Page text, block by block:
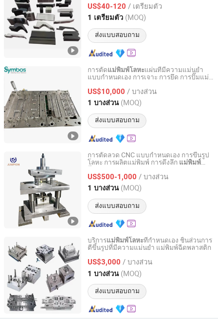
US$40-120 / เตรียมตัว
1 เตรียมตัว (MOQ)
ส่งแบบสอบถาม
Anhui, China อัตราจาก 2025
การตัดแม่พิมพ์โลหะแผ่นที่มีความแม่นยำ
แบบกำหนดเอง การเจาะ การยึด การปั๊มแม่
US$10,000 / บางส่วน
1 บางส่วน (MOQ)
ส่งแบบสอบถาม
FOSHAN SYMBOS PRECISION MOULD CO.,LTD
Guangdong, China อัตราจาก 2021
การตัดลวด CNC แบบกำหนดเอง การขึ้นรูป
โลหะ การผลิตแม่พิมพ์ การดึงลึก แม่พิมพ์
US$500-1,000 / บางส่วน
1 บางส่วน (MOQ)
ส่งแบบสอบถาม
Shanghai Jumpion Metal Technology Co., Ltd
Shanghai, China อัตราจาก 2024
บริการแม่พิมพ์โลหะที่กำหนดเอง ชิ้นส่วนการ
ตีขึ้นรูปที่มีความแม่นยำ แม่พิมพ์ฉีดพลาสติก
US$3,000 / บางส่วน
1 บางส่วน (MOQ)
ส่งแบบสอบถาม
Jingjiang Fuji Technology Co., Ltd
Guangdong, China อัตราจาก 2023